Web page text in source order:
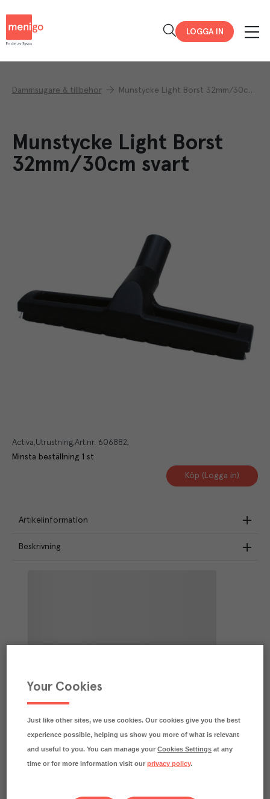
LOGGA IN
Dammsugare & tillbehör Munstycke Light Borst 32mm/30cm svart
Munstycke Light Borst
32mm/30cm svart
Activa Utrustning Art.nr. 606882
Minsta beställning 1 st
Köp (Logga in)
Artikelinformation
Beskrivning
Your Cookies
Just like other sites, we use cookies. Our cookies give you the best
experience possible, helping us show you more of what is relevant
and useful to you. You can manage yourCookies Settings at any
time or for more information visit ourprivacy policy.